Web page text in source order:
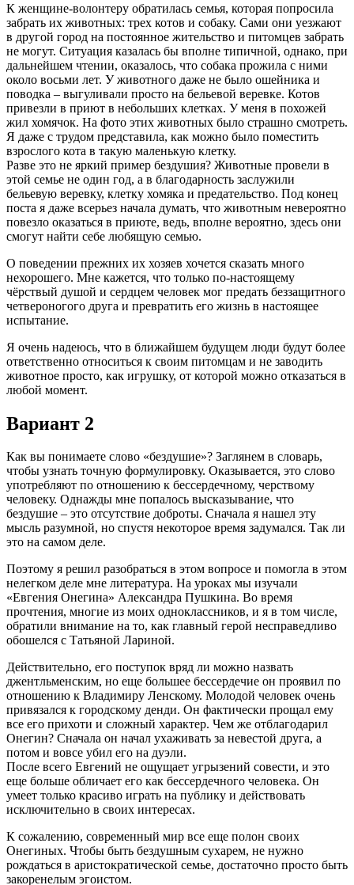
К женщине-волонтеру обратилась семья, которая попросила
забрать их животных: трех котов и собаку. Сами они уезжают
в другой город на постоянное жительство и питомцев забрать
не могут. Ситуация казалась бы вполне типичной, однако, при
дальнейшем чтении, оказалось, что собака прожила с ними
около восьми лет. У животного даже не было ошейника и
поводка – выгуливали просто на бельевой веревке. Котов
привезли в приют в небольших клетках. У меня в похожей
жил хомячок. На фото этих животных было страшно смотреть.
Я даже с трудом представила, как можно было поместить
взрослого кота в такую маленькую клетку.
Разве это не яркий пример бездушия? Животные провели в
этой семье не один год, а в благодарность заслужили
бельевую веревку, клетку хомяка и предательство. Под конец
поста я даже всерьез начала думать, что животным невероятно
повезло оказаться в приюте, ведь, вполне вероятно, здесь они
смогут найти себе любящую семью.
О поведении прежних их хозяев хочется сказать много
нехорошего. Мне кажется, что только по-настоящему
чёрствый душой и сердцем человек мог предать беззащитного
четвероногого друга и превратить его жизнь в настоящее
испытание.
Я очень надеюсь, что в ближайшем будущем люди будут более
ответственно относиться к своим питомцам и не заводить
животное просто, как игрушку, от которой можно отказаться в
любой момент.
Вариант 2
Как вы понимаете слово «бездушие»? Заглянем в словарь,
чтобы узнать точную формулировку. Оказывается, это слово
употребляют по отношению к бессердечному, черствому
человеку. Однажды мне попалось высказывание, что
бездушие – это отсутствие доброты. Сначала я нашел эту
мысль разумной, но спустя некоторое время задумался. Так ли
это на самом деле.
Поэтому я решил разобраться в этом вопросе и помогла в этом
нелегком деле мне литература. На уроках мы изучали
«Евгения Онегина» Александра Пушкина. Во время
прочтения, многие из моих одноклассников, и я в том числе,
обратили внимание на то, как главный герой несправедливо
обошелся с Татьяной Лариной.
Действительно, его поступок вряд ли можно назвать
джентльменским, но еще большее бессердечие он проявил по
отношению к Владимиру Ленскому. Молодой человек очень
привязался к городскому денди. Он фактически прощал ему
все его прихоти и сложный характер. Чем же отблагодарил
Онегин? Сначала он начал ухаживать за невестой друга, а
потом и вовсе убил его на дуэли.
После всего Евгений не ощущает угрызений совести, и это
еще больше обличает его как бессердечного человека. Он
умеет только красиво играть на публику и действовать
исключительно в своих интересах.
К сожалению, современный мир все еще полон своих
Онегиных. Чтобы быть бездушным сухарем, не нужно
рождаться в аристократической семье, достаточно просто быть
закоренелым эгоистом.